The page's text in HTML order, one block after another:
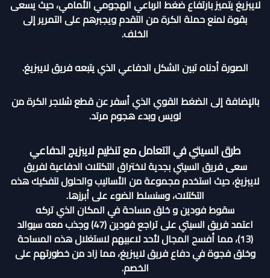
لايبزيغ يتميز بارتفاع ضغط الرباعي الهجومي الأمامي، حيث يسعى
بقوة لمنع حملة الكرة من التقدم ويجبرهم على التمرير إلى
الخلف.
الصورة أدناه تبين الشكل الدفاعي الذي يتبعه فريق لايبزيغ.
بالإضافة إلى الضغط القوي الذي أسفر عن قطع شلاجر الكرة من
لويس وبدء هجوم مرتد.
طرق السيتي في التعامل مع تنظيم لايبزيج الدفاعي
سعى فريق السيتي بجدية لاختراق التكتلات الدفاعية لفريق
لايبزيغ، حيث استخدم مجموعة من الأساليب والحلول لتفكيك هذه
التكتلات، وسنسلط الضوء على أبرزها.
سقوط فودين و خلق مساحة في المكان الذي تركه
اعتمد فريق السيتي على تراجع فودين (47) وجذب معه سيوالد
(13)، مما أفسح المجال لأحد لاعبيهم لاستغلال هذه المساحة
وخلق فجوة في دفاع فريق لايبزيغ، مما زاد من خطورتهم على
الخصم.